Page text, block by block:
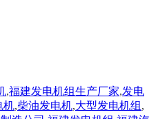
,福建发电机组生产厂家,发电
机,柴油发电机,大型发电机组 ,